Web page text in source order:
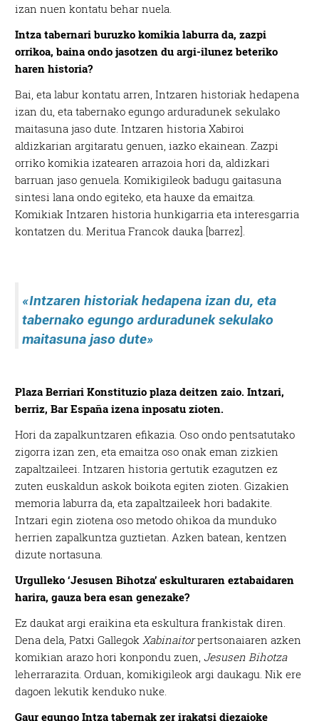
izan nuen kontatu behar nuela.
Intza tabernari buruzko komikia laburra da, zazpi
orrikoa, baina ondo jasotzen du argi-ilunez beteriko
haren historia?
Bai, eta labur kontatu arren, Intzaren historiak hedapena
izan du, eta tabernako egungo arduradunek sekulako
maitasuna jaso dute. Intzaren historia Xabiroi
aldizkarian argitaratu genuen, iazko ekainean. Zazpi
orriko komikia izatearen arrazoia hori da, aldizkari
barruan jaso genuela. Komikigileok badugu gaitasuna
sintesi lana ondo egiteko, eta hauxe da emaitza.
Komikiak Intzaren historia hunkigarria eta interesgarria
kontatzen du. Meritua Francok dauka [barrez].
«Intzaren historiakhedapena izan du, eta
tabernako egungo arduradunek sekulako
maitasuna jaso dute»
Plaza Berriari Konstituzio plaza deitzen zaio. Intzari,
berriz, Bar España izena inposatu zioten.
Hori da zapalkuntzaren efikazia. Oso ondo pentsatutako
zigorra izan zen, eta emaitza oso onak eman zizkien
zapaltzaileei. Intzaren historia gertutik ezagutzen ez
zuten euskaldun askok boikota egiten zioten. Gizakien
memoria laburra da, eta zapaltzaileek hori badakite.
Intzari egin ziotena oso metodo ohikoa da munduko
herrien zapalkuntza guztietan. Azken batean, kentzen
dizute nortasuna.
Urgulleko ‘Jesusen Bihotza’ eskulturaren eztabaidaren
harira, gauza bera esan genezake?
Ez daukat argi eraikina eta eskultura frankistak diren.
Dena dela, Patxi GallegokXabinaitorpertsonaiaren azken
komikian arazo hori konpondu zuen, Jesusen Bihotza
leherrarazita. Orduan, komikigileok argi daukagu. Nik ere
dagoen lekutik kenduko nuke.
Gaur egungo Intza tabernak zer irakatsi diezaioke